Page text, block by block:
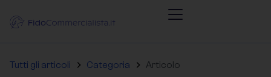
Tutti gli articoli Categoria Articolo